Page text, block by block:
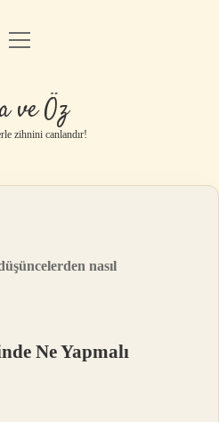
Anasayfa
Politikası
Uyarı
menüyü
ve Öz
zihnini canlandır!
nasıl
Ne Yapmalı